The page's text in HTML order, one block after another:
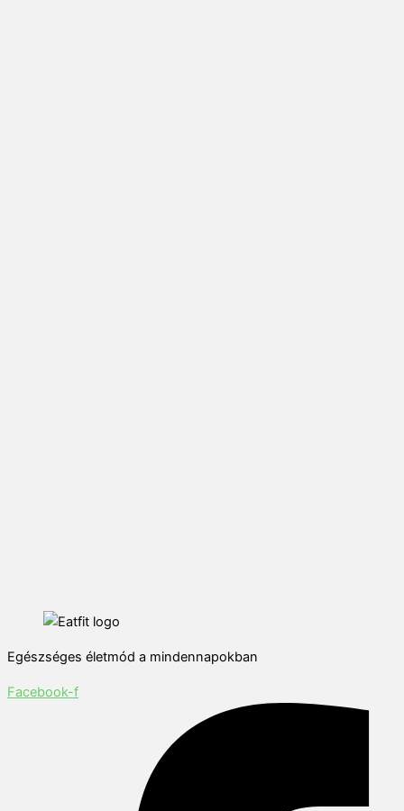
Egészséges életmód a mindennapokban
Facebook-f